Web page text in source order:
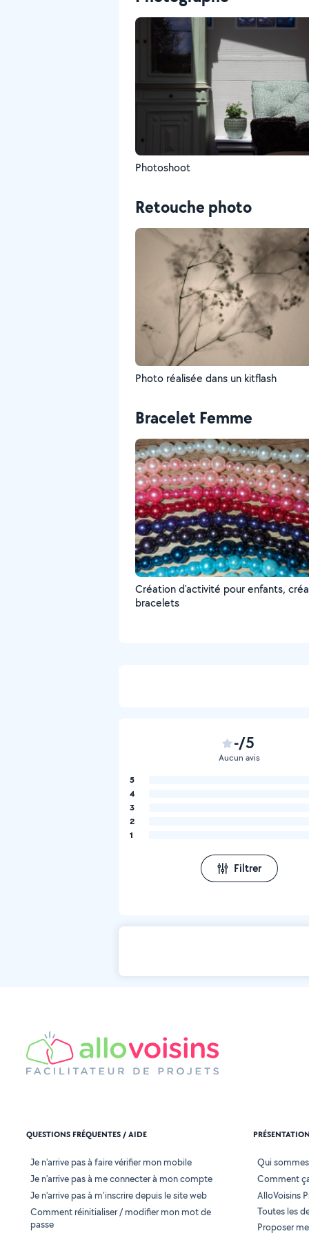
Photoshoot
Retouche photo
Photo réalisée dans un kitflash
Bracelet Femme
Création d'activité pour enfants,
bracelets
-/5
Aucun avis
5
4
3
2
1
Filtrer
QUESTIONS FRÉQUENTES / AIDE
Je n'arrive pas à faire vérifier mon mobile
Je n'arrive pas à me connecter à mon compte
Je n'arrive pas à m'inscrire depuis le site web
Comment réinitialiser / modifier mon mot de
passe
PRÉSENTATION
Qui
Comment
AlloVoisins
Toutes les
Proposer